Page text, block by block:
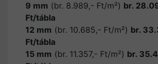
9 mm (br. 8.989,- Ft/m²) br.
Ft/tábla
12 mm (br. 10.685,- Ft/m²) br.
Ft/tábla
15 mm (br. 11.357,- Ft/m²) br.